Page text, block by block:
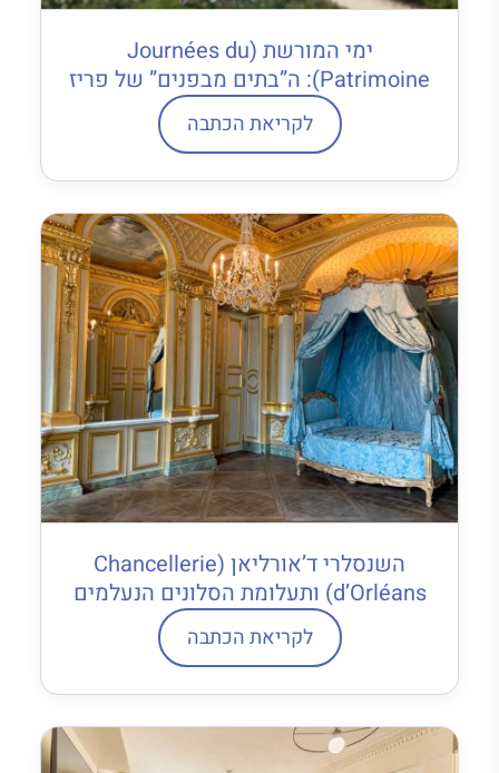
ימי המורשת (Journées du
Patrimoine): ה”בתים מבפנים” של פריז
לקריאת הכתבה
השנסלרי ד’אורליאן (Chancellerie
d’Orléans) ותעלומת הסלונים הנעלמים
לקריאת הכתבה